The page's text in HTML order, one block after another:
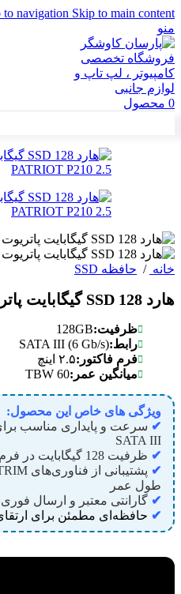
to navigation Skip to main content
منو
0 محصول
خانه / حافظه SSD
هارد SSD 128 گیگابایت پاتریوت PATRIOT P210 2.5
ظرفیت:128GB
رابط:SATA III (6 Gb/s)
فرم فاکتور:۲.۵ اینچ
میانگین عمر:60 TBW
ویژگی های خاص این محصول:
✔ سرعت و پایداری مناسب
SATA III
✔ ظرفیت 128 گیگابایت در فرم‌فاکتور 2.5 اینچ با ارتفاع 7mm
✔
طول عمر
✔ گارانتی معتبر و ارسال
✔ حافظه‌ای مطمئن برای